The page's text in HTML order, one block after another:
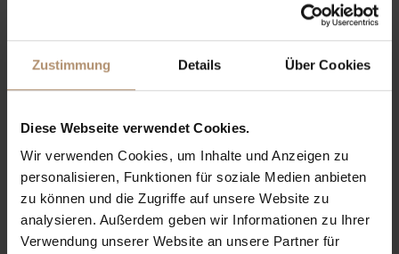
Zustimmung Details Über Cookies
Diese Webseite verwendet Cookies.
Wir verwenden Cookies, um Inhalte und Anzeigen zu
personalisieren, Funktionen für soziale Medien anbieten
zu können und die Zugriffe auf unsere Website zu
analysieren. Außerdem geben wir Informationen zu Ihrer
Verwendung unserer Website an unsere Partner für